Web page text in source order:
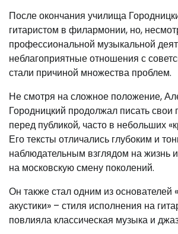
После окончания училища
гитаристом в филармонии, но,
профессиональной музыкальной
неблагоприятные отношения с
стали причиной множества проблем.
Не смотря на сложное положение,
Городницкий продолжал писать свои
перед публикой, часто в небольших
Его тексты отличались глубоким и
наблюдательным взглядом на жизнь
на московскую смену поколений.
Он также стал одним из основателей
акустики» – стиля исполнения на
повлияла классическая музыка и